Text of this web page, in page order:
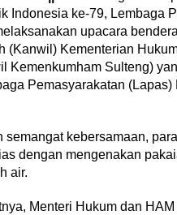
Indonesia ke-79, Lembaga
upacara
(Kanwil) Kementerian
Kemenkumham Sulteng)
Pemasyarakatan (Lapas)
semangat kebersamaan,
dengan mengenakan
air.
Menteri Hukum dan